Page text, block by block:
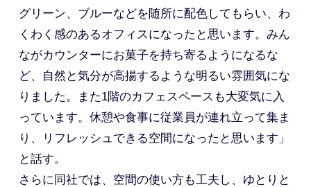
グリーン、ブルーなどを随所に配色してもらい、わ
くわく感のあるオフィスになったと思います。みん
ながカウンターにお菓子を持ち寄るようになるな
ど、自然と気分が高揚するような明るい雰囲気にな
りました。また1階のカフェスペースも大変気に入
っています。休憩や食事に従業員が連れ立って集ま
り、リフレッシュできる空間になったと思います」
と話す。
さらに同社では、空間の使い方も工夫し、ゆとりと